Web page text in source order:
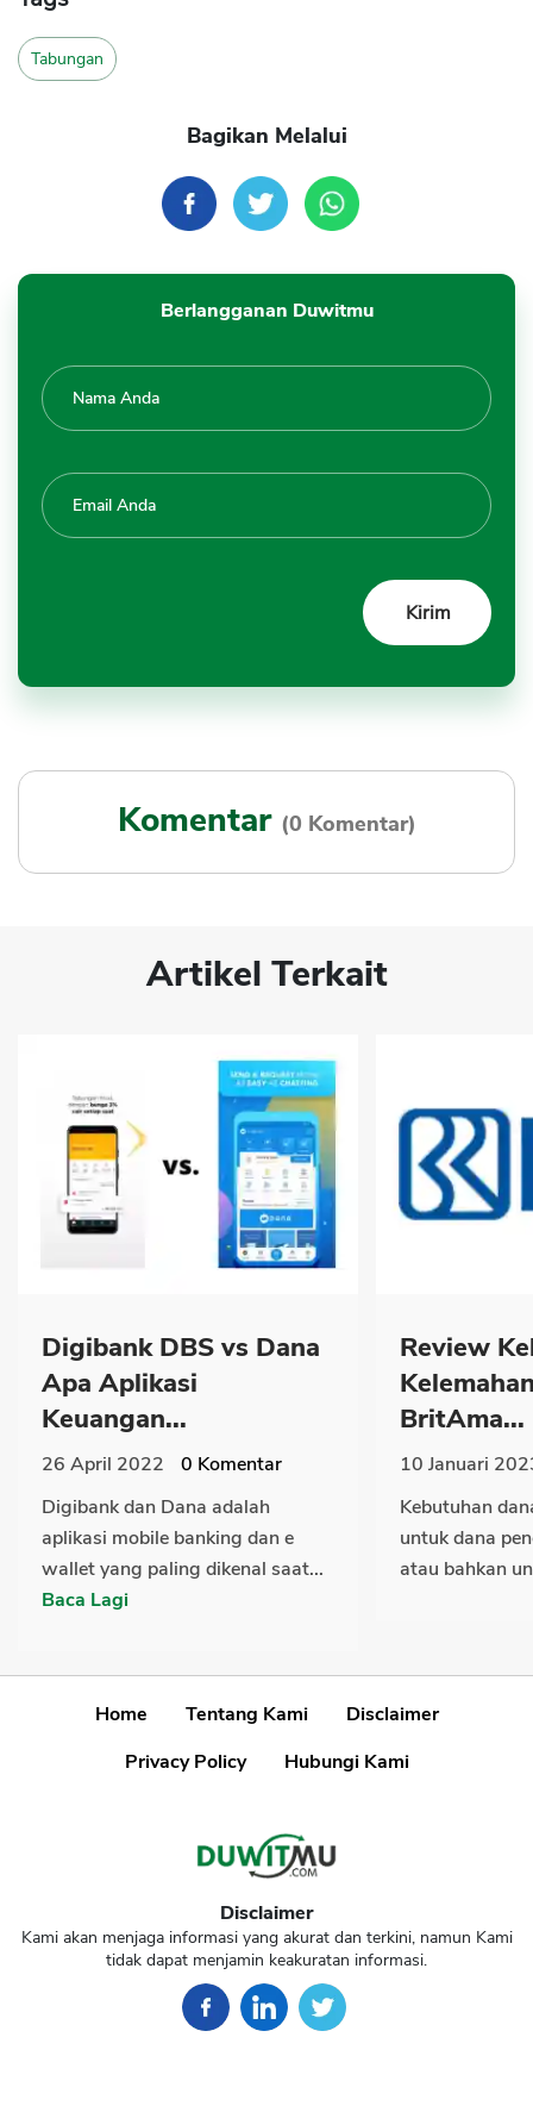
Tabungan
Bagikan Melalui
Berlangganan Duwitmu
Komentar (0 Komentar)
Artikel Terkait
Digibank DBS vs Dana
Apa Aplikasi
Keuangan...
26 April 2022 0 Komentar
Digibank dan Dana adalah
aplikasi mobile banking dan e
wallet yang paling dikenal saat...
Baca Lagi
Review
BritAma...
10 Januari
Kebutuhan
untuk dana
atau bahkan
Home Tentang Kami
Disclaimer
Privacy Policy
Hubungi Kami
Disclaimer
Kami akan menjaga informasi yang akurat dan terkini, namun Kami
tidak dapat menjamin keakuratan informasi.